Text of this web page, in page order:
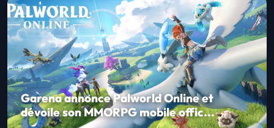
Garena annonce Palworld Online et
dévoile son MMORPG mobile offic...